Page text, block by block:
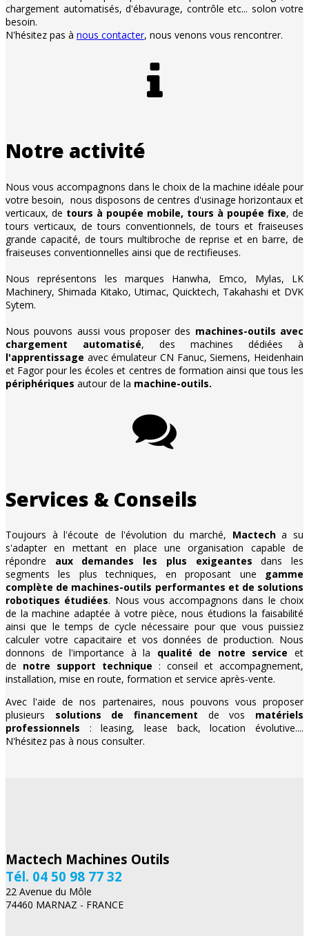
chargement automatisés, d'ébavurage, contrôle etc... solon votre
besoin.
N'hésitez pas à nous contacter, nous venons vous rencontrer.
Notre activité
Nous vous accompagnons dans le choix de la machine idéale pour
votre besoin, nous disposons de centres d'usinage horizontaux et
verticaux, de tours à poupée mobile, tours à poupée fixe, de
tours verticaux, de tours conventionnels, de tours et fraiseuses
grande capacité, de tours multibroche de reprise et en barre, de
fraiseuses conventionnelles ainsi que de rectifieuses.
Nous représentons les marques Hanwha, Emco, Mylas, LK
Machinery, Shimada Kitako, Utimac, Quicktech, Takahashi et DVK
Sytem.
Nous pouvons aussi vous proposer des machines-outils avec
chargement automatisé, des machines dédiées à
l'apprentissage avec émulateur CN Fanuc, Siemens, Heidenhain
et Fagor pour les écoles et centres de formation ainsi que tous les
périphériques autour de la machine-outils.
Services & Conseils
Toujours à l'écoute de l'évolution du marché, Mactecha su
s'adapter en mettant en place une organisation capable de
répondre aux demandes les plus exigeantes dans les
segments les plus techniques, en proposant une gamme
complète de machines-outils performantes et de solutions
robotiques étudiées. Nous vous accompagnons dans le choix
de la machine adaptée à votre pièce, nous étudions la faisabilité
ainsi que le temps de cycle nécessaire pour que vous puissiez
calculer votre capacitaire et vos données de production. Nous
donnons de l'importance à la qualité de notre service et
de notre support technique : conseil et accompagnement,
installation, mise en route, formation et service après-vente.
Avec l'aide de nos partenaires, nous pouvons vous proposer
plusieurs solutions de financement de vos matériels
professionnels : leasing, lease back, location évolutive....
N'hésitez pas à nous consulter.
Mactech Machines Outils
Tél. 04 50 98 77 32
22 Avenue du Môle
74460 MARNAZ - FRANCE